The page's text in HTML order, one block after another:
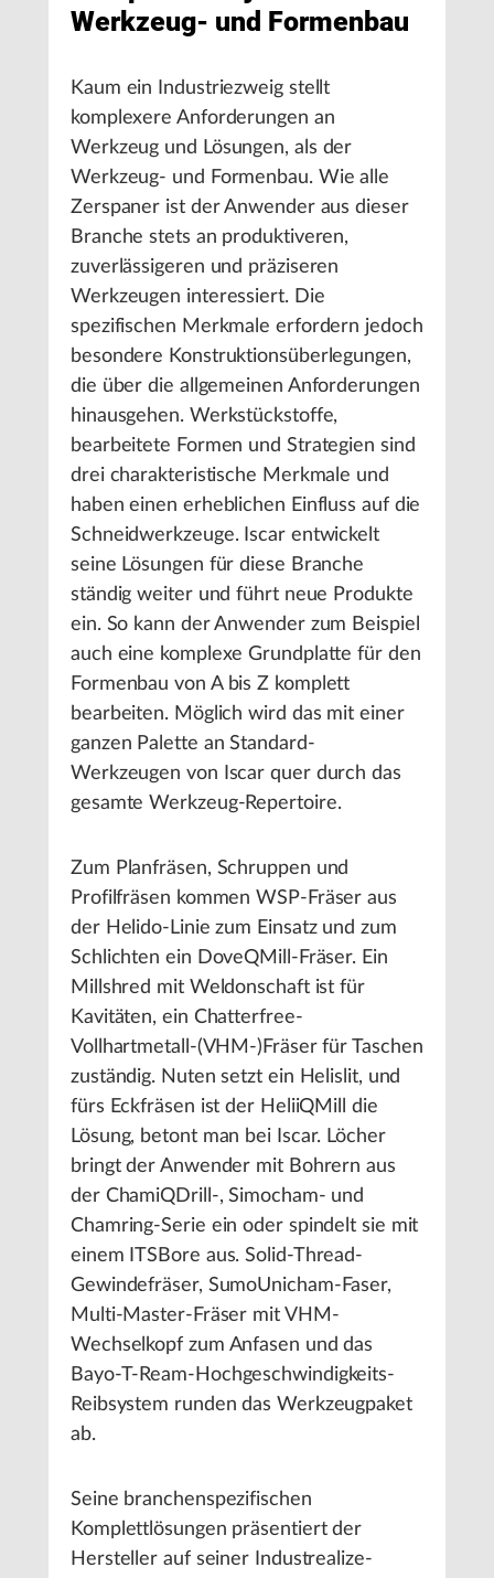
Werkzeug- und Formenbau
Kaum ein Industriezweig stellt
komplexere Anforderungen an
Werkzeug und Lösungen, als der
Werkzeug- und Formenbau. Wie alle
Zerspaner ist der Anwender aus dieser
Branche stets an produktiveren,
zuverlässigeren und präziseren
Werkzeugen interessiert. Die
spezifischen Merkmale erfordern jedoch
besondere Konstruktionsüberlegungen,
die über die allgemeinen Anforderungen
hinausgehen. Werkstückstoffe,
bearbeitete Formen und Strategien sind
drei charakteristische Merkmale und
haben einen erheblichen Einfluss auf die
Schneidwerkzeuge. Iscar entwickelt
seine Lösungen für diese Branche
ständig weiter und führt neue Produkte
ein. So kann der Anwender zum Beispiel
auch eine komplexe Grundplatte für den
Formenbau von A bis Z komplett
bearbeiten. Möglich wird das mit einer
ganzen Palette an Standard-
Werkzeugen von Iscar quer durch das
gesamte Werkzeug-Repertoire.
Zum Planfräsen, Schruppen und
Profilfräsen kommen WSP-Fräser aus
der Helido-Linie zum Einsatz und zum
Schlichten ein DoveQMill-Fräser. Ein
Millshred mit Weldonschaft ist für
Kavitäten, ein Chatterfree-
Vollhartmetall-(VHM-)Fräser für Taschen
zuständig. Nuten setzt ein Helislit, und
fürs Eckfräsen ist der HeliiQMill die
Lösung, betont man bei Iscar. Löcher
bringt der Anwender mit Bohrern aus
der ChamiQDrill-, Simocham- und
Chamring-Serie ein oder spindelt sie mit
einem ITSBore aus. Solid-Thread-
Gewindefräser, SumoUnicham-Faser,
Multi-Master-Fräser mit VHM-
Wechselkopf zum Anfasen und das
Bayo-T-Ream-Hochgeschwindigkeits-
Reibsystem runden das Werkzeugpaket
ab.
Seine branchenspezifischen
Komplettlösungen präsentiert der
Hersteller auf seiner Industrealize-